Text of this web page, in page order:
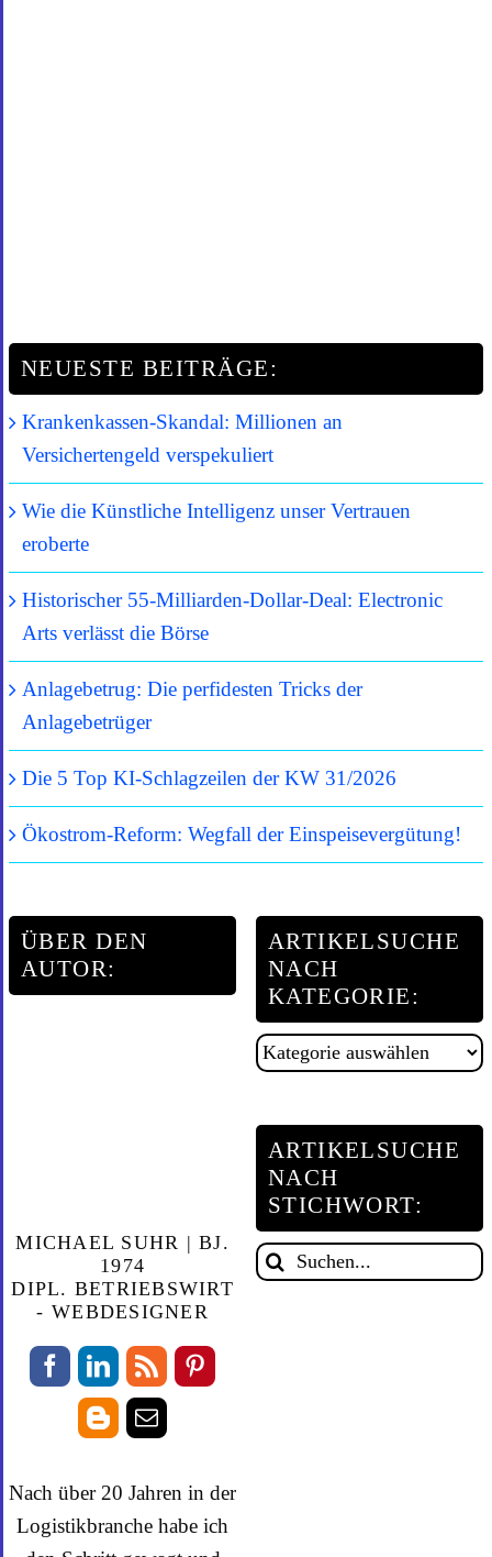
NEUESTE BEITRÄGE:
Krankenkassen-Skandal: Millionen an
Versichertengeld verspekuliert
Wie die Künstliche Intelligenz unser Vertrauen
eroberte
Historischer 55-Milliarden-Dollar-Deal: Electronic
Arts verlässt die Börse
Anlagebetrug: Die perfidesten Tricks der
Anlagebetrüger
Die 5 Top KI-Schlagzeilen der KW 31/2026
Ökostrom-Reform: Wegfall der Einspeisevergütung!
ÜBER DEN
AUTOR:
MICHAEL SUHR | BJ.
1974
DIPL. BETRIEBSWIRT
- WEBDESIGNER
Nach über 20 Jahren in der
Logistikbranche habe ich
ARTIKELSUCHE
NACH
KATEGORIE:
Artikelsuche
ARTIKELSUCHE
NACH
STICHWORT:
Suche